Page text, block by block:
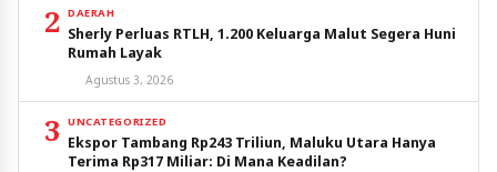
2 DAERAH
Sherly Perluas RTLH, 1.200 Keluarga Malut Segera Huni
Rumah Layak
Agustus 3, 2026
3 UNCATEGORIZED
Ekspor Tambang Rp243 Triliun, Maluku Utara Hanya
Terima Rp317 Miliar: Di Mana Keadilan?